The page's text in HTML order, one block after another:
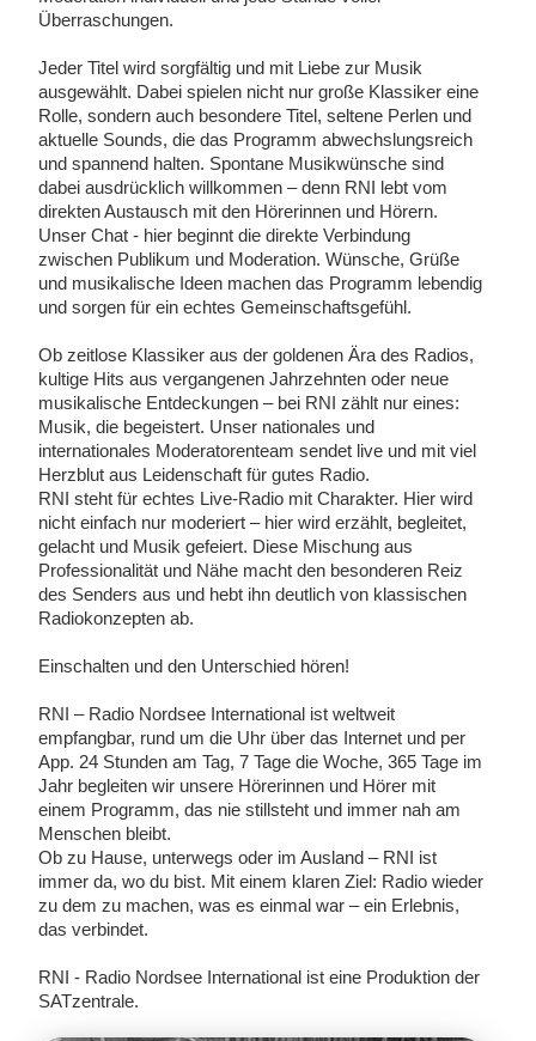
Überraschungen.
Jeder Titel wird sorgfältig und mit Liebe zur Musik
ausgewählt. Dabei spielen nicht nur große Klassiker eine
Rolle, sondern auch besondere Titel, seltene Perlen und
aktuelle Sounds, die das Programm abwechslungsreich
und spannend halten. Spontane Musikwünsche sind
dabei ausdrücklich willkommen – denn RNI lebt vom
direkten Austausch mit den Hörerinnen und Hörern.
Unser Chat - hier beginnt die direkte Verbindung
zwischen Publikum und Moderation. Wünsche, Grüße
und musikalische Ideen machen das Programm lebendig
und sorgen für ein echtes Gemeinschaftsgefühl.
Ob zeitlose Klassiker aus der goldenen Ära des Radios,
kultige Hits aus vergangenen Jahrzehnten oder neue
musikalische Entdeckungen – bei RNI zählt nur eines:
Musik, die begeistert. Unser nationales und
internationales Moderatorenteam sendet live und mit viel
Herzblut aus Leidenschaft für gutes Radio.
RNI steht für echtes Live-Radio mit Charakter. Hier wird
nicht einfach nur moderiert – hier wird erzählt, begleitet,
gelacht und Musik gefeiert. Diese Mischung aus
Professionalität und Nähe macht den besonderen Reiz
des Senders aus und hebt ihn deutlich von klassischen
Radiokonzepten ab.
Einschalten und den Unterschied hören!
RNI – Radio Nordsee International ist weltweit
empfangbar, rund um die Uhr über das Internet und per
App. 24 Stunden am Tag, 7 Tage die Woche, 365 Tage im
Jahr begleiten wir unsere Hörerinnen und Hörer mit
einem Programm, das nie stillsteht und immer nah am
Menschen bleibt.
Ob zu Hause, unterwegs oder im Ausland – RNI ist
immer da, wo du bist. Mit einem klaren Ziel: Radio wieder
zu dem zu machen, was es einmal war – ein Erlebnis,
das verbindet.
RNI - Radio Nordsee International ist eine Produktion der
SATzentrale.